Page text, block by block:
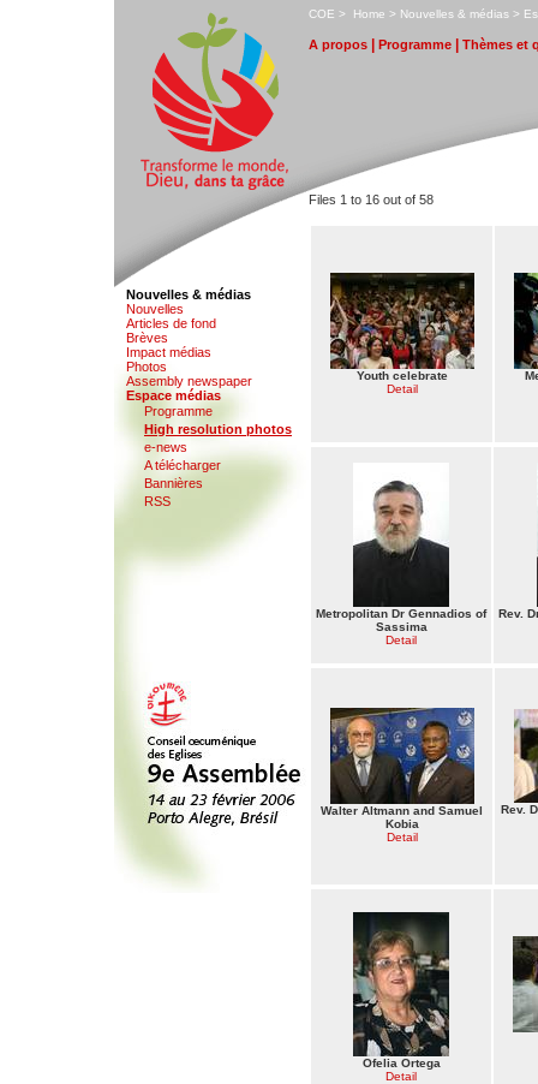
COE > Home > Nouvelles & médias > E
A propos Programme Thèmes et
Nouvelles & médias
Nouvelles
Articles de fond
Brèves
Impact médias
Photos
Assembly newspaper
Espace médias
Programme
High resolution photos
e-news
A télécharger
Bannières
RSS
Files 1 to 16 out of 58
Youth celebrate
Detail
Metropolitan Dr Gennadios of
Sassima
Detail
Rev.
Walter Altmann and Samuel
Kobia
Detail
Rev.
Ofelia Ortega
Detail